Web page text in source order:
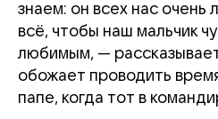
знаем: он всех нас
всё, чтобы наш мальчик
любимым, —
обожает проводить
папе, когда тот в